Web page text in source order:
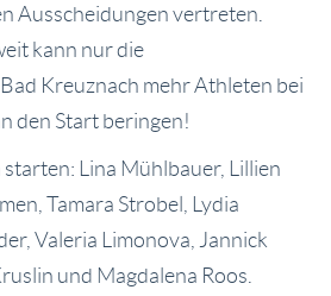
Ausscheidungen vertreten.
kann nur die
Kreuznach mehr Athleten bei
den Start beringen!
starten: Lina Mühlbauer, Lillien
Tamara Strobel, Lydia
Valeria Limonova, Jannick
und Magdalena Roos.